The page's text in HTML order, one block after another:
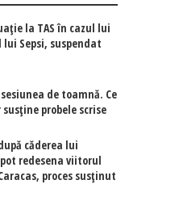
la TAS în cazul lui
Sepsi, suspendat
de toamnă. Ce
probele scrise
căderea lui
redesena viitorul
proces susținut